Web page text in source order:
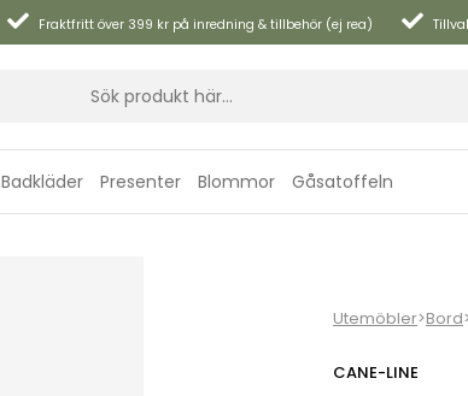
Fraktfritt över 399 kr på inredning & tillbehör (ej rea)
Badkläder Presenter Blommor Gåsatoffeln
Utemöbler>Bord
CANE-LINE